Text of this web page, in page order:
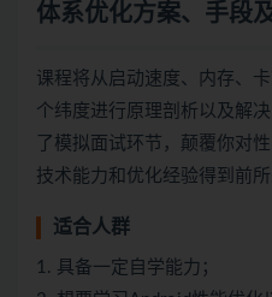
体系优化方案、手段
课程将从启动速度、内存、
个纬度进行原理剖析以及解
了模拟面试环节，颠覆你对
技术能力和优化经验得到前所
适合人群
1. 具备一定自学能力；